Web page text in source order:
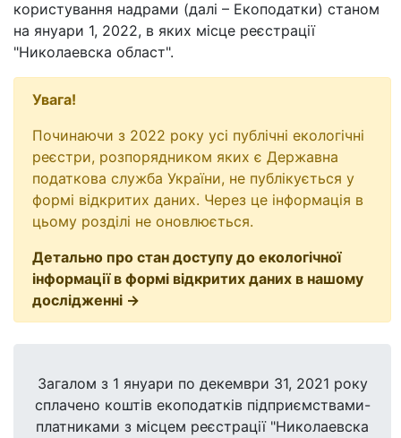
користування надрами (далі – Екоподатки) станом
на януари 1, 2022, в яких місце реєстрації
"Николаевска област".
Увага!
Починаючи з 2022 року усі публічні екологічні
реєстри, розпорядником яких є Державна
податкова служба України, не публікується у
формі відкритих даних. Через це інформація в
цьому розділі не оновлюється.
Детально про стан доступу до екологічної
інформації в формі відкритих даних в нашому
дослідженні →
Загалом з 1 януари по декември 31, 2021 року
сплачено коштів екоподатків підприємствами-
платниками з місцем реєстрації "Николаевска